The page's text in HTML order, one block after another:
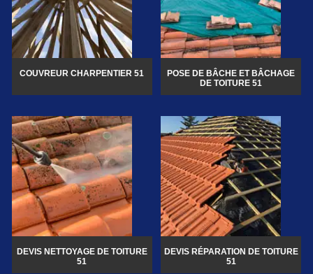
COUVREUR CHARPENTIER 51
POSE DE BÂCHE ET BÂCHAGE
DE TOITURE 51
DEVIS NETTOYAGE DE TOITURE
51
DEVIS RÉPARATION DE TOITURE
51